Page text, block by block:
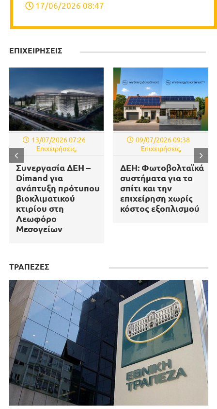
17/06/2026 08:47
ΕΠΙΧΕΙΡΗΣΕΙΣ
13/07/2026 07:26
Επιχειρήσεις,
Συνεργασία ΔΕΗ –
Dimand για
ανάπτυξη πρότυπου
βιοκλιματικού
κτιρίου στη
Λεωφόρο
Μεσογείων
09/07/2026 09:38
Επιχειρήσεις,
ΔΕΗ: Φωτοβολταϊκά
συστήματα για το
σπίτι και την
επιχείρηση χωρίς
κόστος εξοπλισμού
ΤΡΑΠΕΖΕΣ